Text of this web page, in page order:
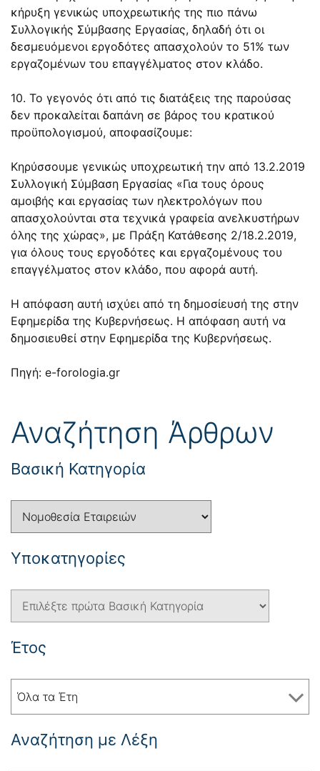
κήρυξη γενικώς υποχρεωτικής της πιο πάνω
Συλλογικής Σύμβασης Εργασίας, δηλαδή ότι οι
δεσμευόμενοι εργοδότες απασχολούν το 51% των
εργαζομένων του επαγγέλματος στον κλάδο.
10. Το γεγονός ότι από τις διατάξεις της παρούσας
δεν προκαλείται δαπάνη σε βάρος του κρατικού
προϋπολογισμού, αποφασίζουμε:
Κηρύσσουμε γενικώς υποχρεωτική την από 13.2.2019
Συλλογική Σύμβαση Εργασίας «Για τους όρους
αμοιβής και εργασίας των ηλεκτρολόγων που
απασχολούνται στα τεχνικά γραφεία ανελκυστήρων
όλης της χώρας», με Πράξη Κατάθεσης 2/18.2.2019,
για όλους τους εργοδότες και εργαζομένους του
επαγγέλματος στον κλάδο, που αφορά αυτή.
Η απόφαση αυτή ισχύει από τη δημοσίευσή της στην
Εφημερίδα της Κυβερνήσεως. Η απόφαση αυτή να
δημοσιευθεί στην Εφημερίδα της Κυβερνήσεως.
Πηγή: e-forologia.gr
Αναζήτηση Άρθρων
Βασική Κατηγορία
Yποκατηγορίες
Έτος
Όλα τα Έτη
Αναζήτηση με Λέξη